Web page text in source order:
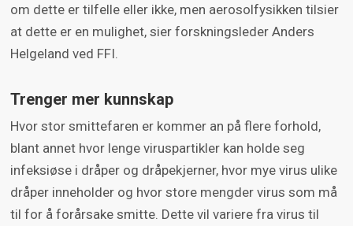
om dette er tilfelle eller ikke, men aerosolfysikken tilsier
at dette er en mulighet, sier forskningsleder Anders
Helgeland ved FFI.
Trenger mer kunnskap
­Hvor stor smittefaren er kommer an på flere forhold,
blant annet hvor lenge viruspartikler kan holde seg
infeksiøse i dråper og dråpekjerner, hvor mye virus ulike
dråper inneholder og hvor store mengder virus som må
til for å forårsake smitte. Dette vil variere fra virus til